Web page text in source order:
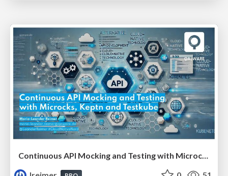
Continuous API Mocking and Testing with Microcks and Testkube #TestConEU25